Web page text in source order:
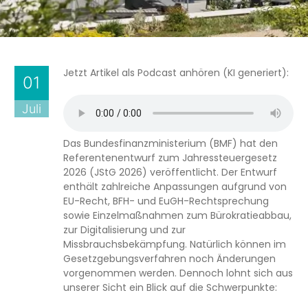
01
Juli
Jetzt Artikel als Podcast anhören (KI generiert):
Das Bundesfinanzministerium (BMF) hat den
Referentenentwurf zum Jahressteuergesetz
2026 (JStG 2026) veröffentlicht. Der Entwurf
enthält zahlreiche Anpassungen aufgrund von
EU-Recht, BFH- und EuGH-Rechtsprechung
sowie Einzelmaßnahmen zum Bürokratieabbau,
zur Digitalisierung und zur
Missbrauchsbekämpfung. Natürlich können im
Gesetzgebungsverfahren noch Änderungen
vorgenommen werden. Dennoch lohnt sich aus
unserer Sicht ein Blick auf die Schwerpunkte: